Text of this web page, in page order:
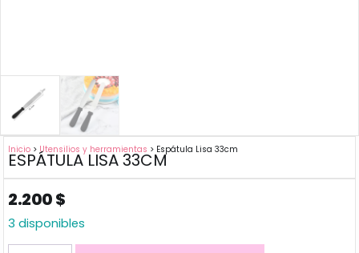
Inicio > Utensilios y herramientas > Espátula Lisa 33cm
ESPÁTULA LISA 33CM
2.200$
3 disponibles